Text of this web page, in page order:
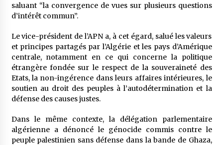
saluant “la convergence de vues sur plusieurs questions
d’intérêt commun”.
Le vice-président de l’APN a, à cet égard, salué les valeurs
et principes partagés par l’Algérie et les pays d’Amérique
centrale, notamment en ce qui concerne la politique
étrangère fondée sur le respect de la souveraineté des
Etats, la non-ingérence dans leurs affaires intérieures, le
soutien au droit des peuples à l’autodétermination et la
défense des causes justes.
Dans le même contexte, la délégation parlementaire
algérienne a dénoncé le génocide commis contre le
peuple palestinien sans défense dans la bande de Ghaza,